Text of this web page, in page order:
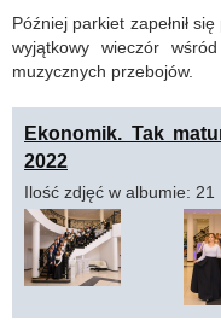
Później parkiet zapełnił
wyjątkowy wieczór
muzycznych przebojów.
Ekonomik. Tak
2022
Ilość zdjęć w albumie: 21